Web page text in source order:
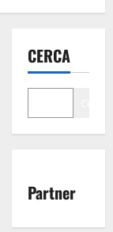
CERCA
Partner